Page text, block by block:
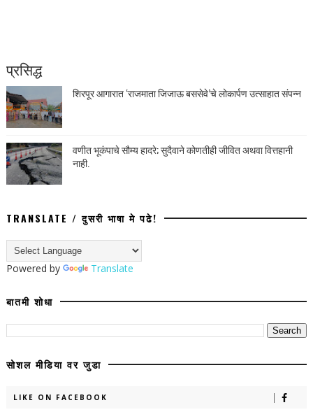
प्रसिद्ध
शिरपूर आगारात ‘राजमाता जिजाऊ बससेवे’चे लोकार्पण उत्साहात संपन्न
वणीत भूकंपाचे सौम्य हादरे; सुदैवाने कोणतीही जीवित अथवा वित्तहानी
नाही.
TRANSLATE / दुसरी भाषा मे पढे!
Powered by Translate
बातमी शोधा
सोशल मीडिया वर जुडा
LIKE ON FACEBOOK